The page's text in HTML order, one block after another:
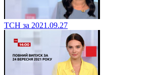
ТСН за 2021.09.27